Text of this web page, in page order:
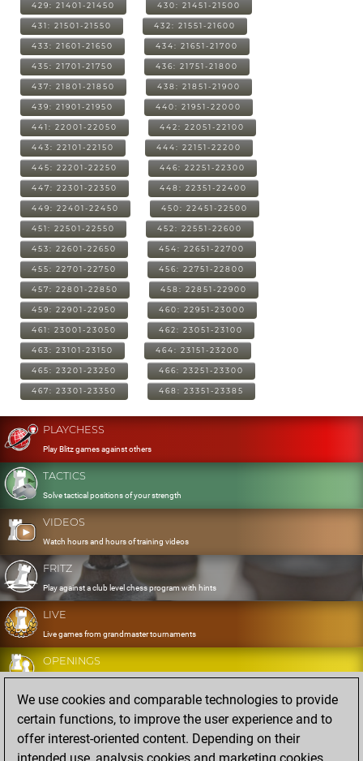
429: 21401-21450 430: 21451-21500
431: 21501-21550 432: 21551-21600
433: 21601-21650 434: 21651-21700
435: 21701-21750 436: 21751-21800
437: 21801-21850 438: 21851-21900
439: 21901-21950 440: 21951-22000
441: 22001-22050 442: 22051-22100
443: 22101-22150 444: 22151-22200
445: 22201-22250 446: 22251-22300
447: 22301-22350 448: 22351-22400
449: 22401-22450 450: 22451-22500
451: 22501-22550 452: 22551-22600
453: 22601-22650 454: 22651-22700
455: 22701-22750 456: 22751-22800
457: 22801-22850 458: 22851-22900
459: 22901-22950 460: 22951-23000
461: 23001-23050 462: 23051-23100
463: 23101-23150 464: 23151-23200
465: 23201-23250 466: 23251-23300
467: 23301-23350 468: 23351-23385
PLAYCHESS
Play Blitz games against others
TACTICS
Solve tactical positions of your strength
VIDEOS
Watch hours and hours of training videos
FRITZ
Play against a club level chess program with hints
LIVE
Live games from grandmaster tournaments
OPENINGS
Develop and exercise your openings
DATABASE
Eight million strong games
MYGAMES
We use cookies and comparable technologies to provide
certain functions, to improve the user experience and to
offer interest-oriented content. Depending on their